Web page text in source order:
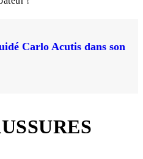
Carlo Acutis dans son